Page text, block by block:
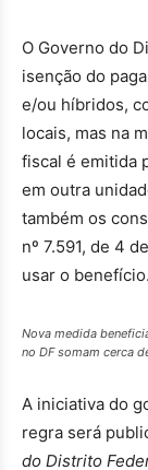
O Governo do
isenção do
e/ou híbridos,
locais, mas na
fiscal é emitida
em outra
também os
nº 7.591, de 4
usar o benefício.
Nova medida
no DF somam cerca
A iniciativa do
regra será
do Distrito